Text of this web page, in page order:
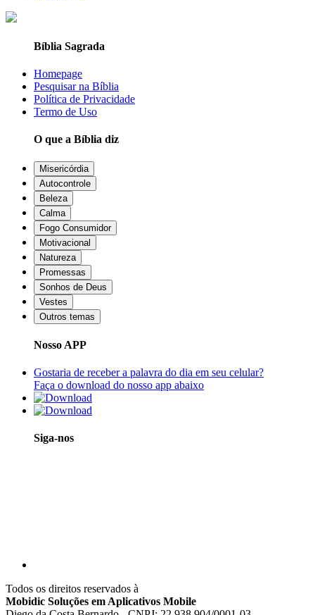
Bíblia Sagrada
Homepage
Pesquisar na Bíblia
Política de Privacidade
Termo de Uso
O que a Bíblia diz
Misericórdia
Autocontrole
Beleza
Calma
Fogo Consumidor
Motivacional
Natureza
Promessas
Sonhos de Deus
Vestes
Outros temas
Nosso APP
Gostaria de receber a palavra do dia em seu celular?
Faça o download do nosso app abaixo
Siga-nos
Todos os direitos reservados à
Mobidic Soluções em Aplicativos Mobile